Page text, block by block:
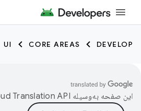
DEVELOP
CORE AREAS
UI
این صفحه به‌وسیله